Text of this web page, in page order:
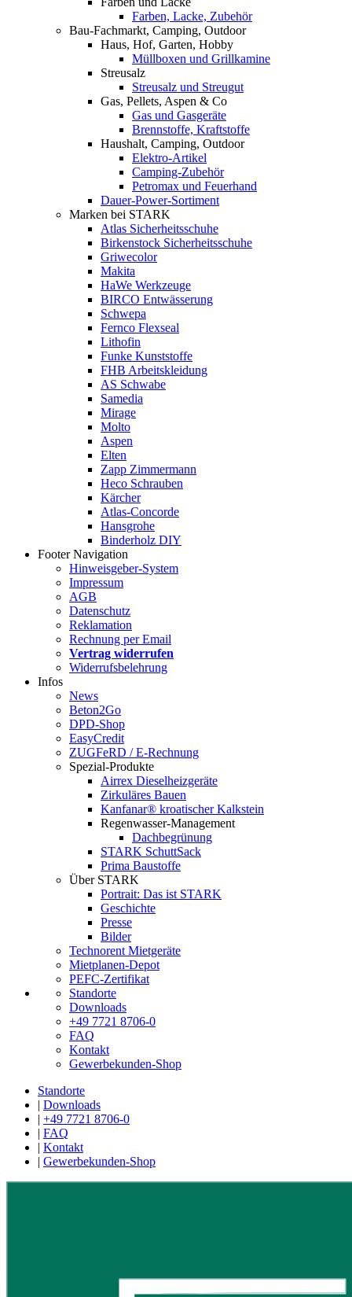
Farben, Lacke, Zubehör
Bau-Fachmarkt, Camping, Outdoor
Haus, Hof, Garten, Hobby
Müllboxen und Grillkamine
Streusalz
Streusalz und Streugut
Gas, Pellets, Aspen & Co
Gas und Gasgeräte
Brennstoffe, Kraftstoffe
Haushalt, Camping, Outdoor
Elektro-Artikel
Camping-Zubehör
Petromax und Feuerhand
Dauer-Power-Sortiment
Marken bei STARK
Atlas Sicherheitsschuhe
Birkenstock Sicherheitsschuhe
Griwecolor
Makita
HaWe Werkzeuge
BIRCO Entwässerung
Schwepa
Fernco Flexseal
Lithofin
Funke Kunststoffe
FHB Arbeitskleidung
AS Schwabe
Samedia
Mirage
Molto
Aspen
Elten
Zapp Zimmermann
Heco Schrauben
Kärcher
Atlas-Concorde
Hansgrohe
Binderholz DIY
Footer Navigation
Hinweisgeber-System
Impressum
AGB
Datenschutz
Reklamation
Rechnung per Email
Vertrag widerrufen
Widerrufsbelehrung
Infos
News
Beton2Go
DPD-Shop
EasyCredit
ZUGFeRD / E-Rechnung
Spezial-Produkte
Airrex Dieselheizgeräte
Zirkuläres Bauen
Kanfanar® kroatischer Kalkstein
Regenwasser-Management
Dachbegrünung
STARK SchuttSack
Prima Baustoffe
Über STARK
Portrait: Das ist STARK
Geschichte
Presse
Bilder
Technorent Mietgeräte
Mietplanen-Depot
PEFC-Zertifikat
Standorte
Downloads
+49 7721 8706-0
FAQ
Kontakt
Gewerbekunden-Shop
Standorte
| Downloads
| +49 7721 8706-0
| FAQ
| Kontakt
| Gewerbekunden-Shop